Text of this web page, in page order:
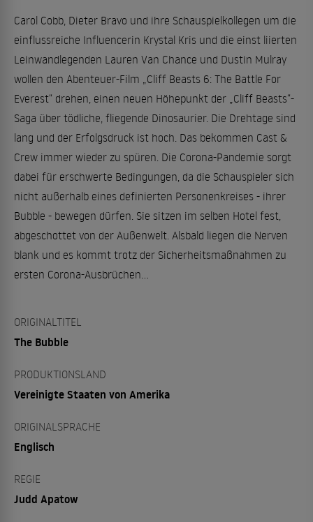
Carol Cobb, Dieter Bravo und ihre Schauspielkollegen um die
einflussreiche Influencerin Krystal Kris und die einst liierten
Leinwandlegenden Lauren Van Chance und Dustin Mulray
wollen den Abenteuer-Film „Cliff Beasts 6: The Battle For
Everest“ drehen, einen neuen Höhepunkt der „Cliff Beasts“-
Saga über tödliche, fliegende Dinosaurier. Die Drehtage sind
lang und der Erfolgsdruck ist hoch. Das bekommen Cast &
Crew immer wieder zu spüren. Die Corona-Pandemie sorgt
dabei für erschwerte Bedingungen, da die Schauspieler sich
nicht außerhalb eines definierten Personenkreises - ihrer
Bubble - bewegen dürfen. Sie sitzen im selben Hotel fest,
abgeschottet von der Außenwelt. Alsbald liegen die Nerven
blank und es kommt trotz der Sicherheitsmaßnahmen zu
ersten Corona-Ausbrüchen...
ORIGINALTITEL
The Bubble
PRODUKTIONSLAND
Vereinigte Staaten von Amerika
ORIGINALSPRACHE
Englisch
REGIE
Judd Apatow